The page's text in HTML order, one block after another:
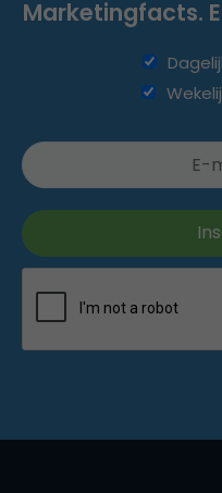
Marketingfacts.